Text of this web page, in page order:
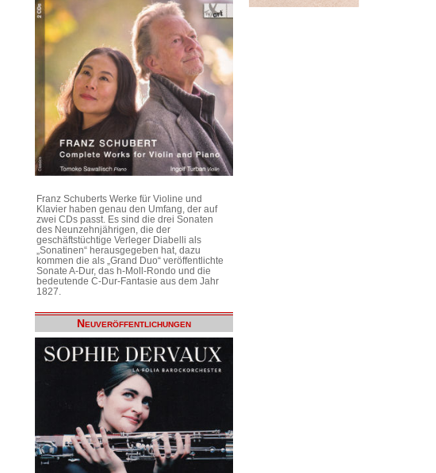
Franz Schuberts Werke für Violine und
Klavier haben genau den Umfang, der auf
zwei CDs passt. Es sind die drei Sonaten
des Neunzehnjährigen, die der
geschäftstüchtige Verleger Diabelli als
„Sonatinen“ herausgegeben hat, dazu
kommen die als „Grand Duo“ veröffentlichte
Sonate A-Dur, das h-Moll-Rondo und die
bedeutende C-Dur-Fantasie aus dem Jahr
1827.
Neuveröffentlichungen